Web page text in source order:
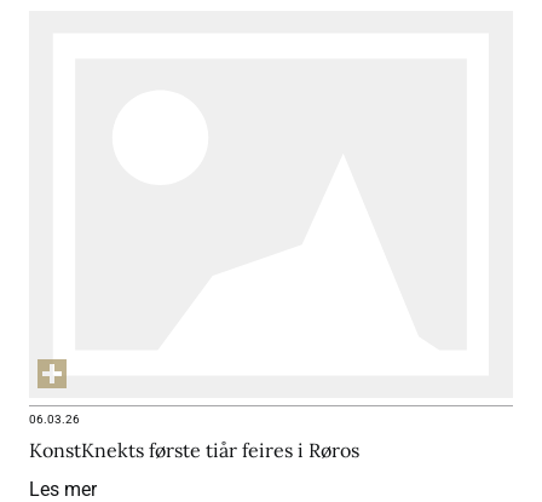
06.03.26
KonstKnekts første tiår feires i Røros
Les mer